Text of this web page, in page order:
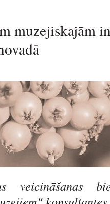
muzejiskajām
veicināšanas